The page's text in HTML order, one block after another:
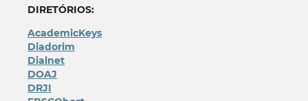
DIRETÓRIOS:
AcademicKeys
Diadorim
Dialnet
DOAJ
DRJI